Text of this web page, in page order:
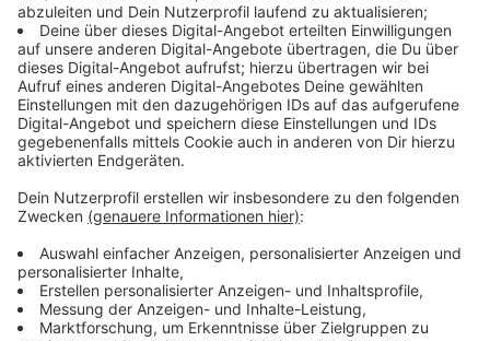
zur Förderung des Ausbaus von Photovoltaikanlagen"
heißt übersetzt, dass bei einer Solaranlage, die
nächstes Jahr geliefert würde, 19 Prozent günstiger
seien sollte. Denn die Umsatzsteuer auf alle
wesentlichen Bestandteile so einer Anlage fallen weg.
Was jetzt wesentliche Bestandteile sind, das ist
offenbar noch nicht so ganz klar. Man muss zum
Beispiel Dachhaken kaufen, sonst wird aus so einem
Solarmodul schnell mal ein Sonnensegel. Unterm
Strich soll es aber im nächsten Jahr noch mal einen
Schub geben, weil die Steuern sinken werden. Wenn
jetzt die Händler nicht gleichzeitig die Preise nach
oben schrauben, dann lohnt sich so eine Anlage im